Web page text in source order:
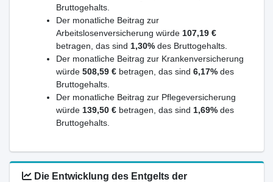
Bruttogehalts.
Der monatliche Beitrag zur
Arbeitslosenversicherung würde 107,19 €
betragen, das sind 1,30% des Bruttogehalts.
Der monatliche Beitrag zur Krankenversicherung
würde 508,59 € betragen, das sind 6,17% des
Bruttogehalts.
Der monatliche Beitrag zur Pflegeversicherung
würde 139,50 € betragen, das sind 1,69% des
Bruttogehalts.
Die Entwicklung des Entgelts der